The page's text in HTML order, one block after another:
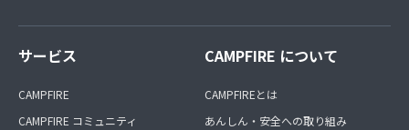
サービス
CAMPFIRE
CAMPFIRE コミュニティ
CAMPFIRE について
CAMPFIREとは
あんしん・安全への取り組み